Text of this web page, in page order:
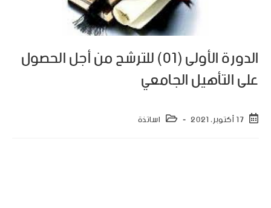
الدورة الأولى (01) للترشح من أجل الحصول
على التأهيل الجامعي
17 أكتوبر، 2021 اساتذة